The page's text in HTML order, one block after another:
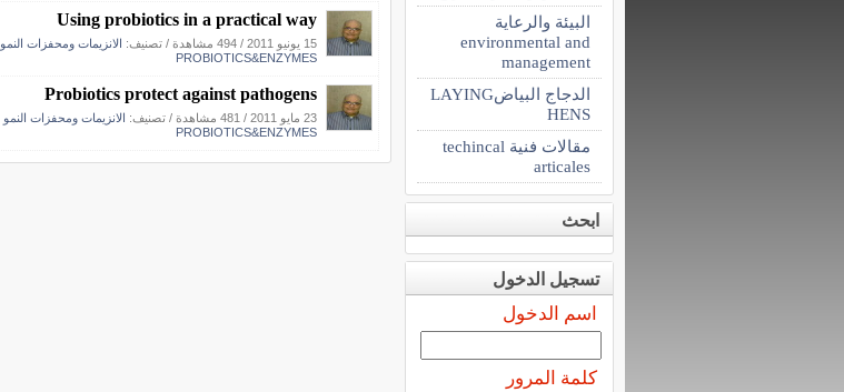
Using probiotics in a practical way
15 يونيو 2011 / 494 مشاهدة / تصنيف: الانزيمات ومحفزات النمو
PROBIOTICS&ENZYMES
Probiotics protect against pathogens
23 مايو 2011 / 481 مشاهدة / تصنيف: الانزيمات ومحفزات النمو
PROBIOTICS&ENZYMES
البيئة والرعاية
environmental and
management
الدجاج البياضLAYING
HENS
مقالات فنية techincal
articales
ابحث
تسجيل الدخول
اسم الدخول
كلمة المرور